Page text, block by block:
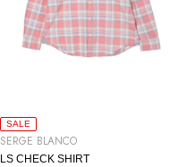
SALE
SERGE BLANCO
LS CHECK SHIRT